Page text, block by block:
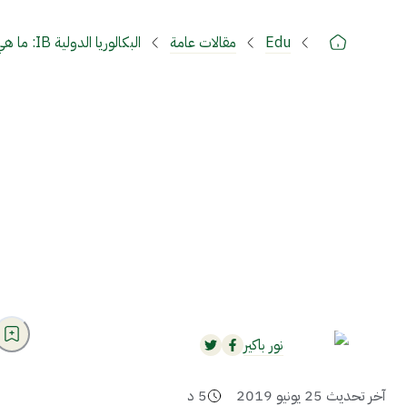
Edu مقالات عامة البكالوريا الدولية IB: ما هي؟ وكيف تساعدك في التقدم للجامعات الدولية؟
نور باكير
آخر تحديث 25 يونيو 2019 5 د